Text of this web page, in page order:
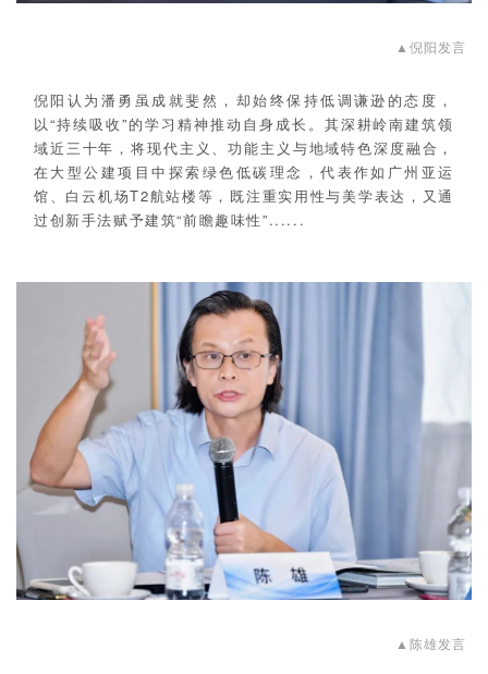
▲ 倪阳发言
倪阳认为潘勇虽成就斐然，却始终保持低调谦逊的态度，
以“持续吸收”的学习精神推动自身成长。其深耕岭南建筑领
域近三十年，将现代主义、功能主义与地域特色深度融合，
在大型公建项目中探索绿色低碳理念，代表作如广州亚运
馆、白云机场T2航站楼等，既注重实用性与美学表达，又通
过创新手法赋予建筑“前瞻趣味性”......
▲ 陈雄发言